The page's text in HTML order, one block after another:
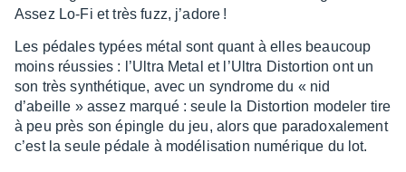
Assez Lo-Fi et très fuzz, j’adore !
Les pédales typées métal sont quant à elles beau­coup
moins réus­sies : l’Ul­tra Metal et l’Ul­tra Distor­tion ont un
son très synthé­tique, avec un syndrome du « nid
d’abeille » assez marqué : seule la Distor­tion mode­ler tire
à peu près son épingle du jeu, alors que para­doxa­le­ment
c’est la seule pédale à modé­li­sa­tion numé­rique du lot.